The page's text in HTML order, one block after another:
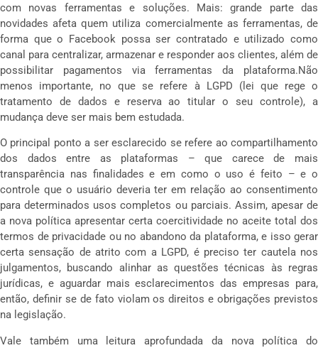
com novas ferramentas e soluções. Mais: grande parte das
novidades afeta quem utiliza comercialmente as ferramentas, de
forma que o Facebook possa ser contratado e utilizado como
canal para centralizar, armazenar e responder aos clientes, além de
possibilitar pagamentos via ferramentas da plataforma.Não
menos importante, no que se refere à LGPD (lei que rege o
tratamento de dados e reserva ao titular o seu controle), a
mudança deve ser mais bem estudada.
O principal ponto a ser esclarecido se refere ao compartilhamento
dos dados entre as plataformas – que carece de mais
transparência nas finalidades e em como o uso é feito – e o
controle que o usuário deveria ter em relação ao consentimento
para determinados usos completos ou parciais. Assim, apesar de
a nova política apresentar certa coercitividade no aceite total dos
termos de privacidade ou no abandono da plataforma, e isso gerar
certa sensação de atrito com a LGPD, é preciso ter cautela nos
julgamentos, buscando alinhar as questões técnicas às regras
jurídicas, e aguardar mais esclarecimentos das empresas para,
então, definir se de fato violam os direitos e obrigações previstos
na legislação.
Vale também uma leitura aprofundada da nova política do